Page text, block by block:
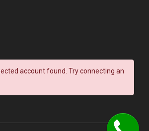
account found. Try connecting an